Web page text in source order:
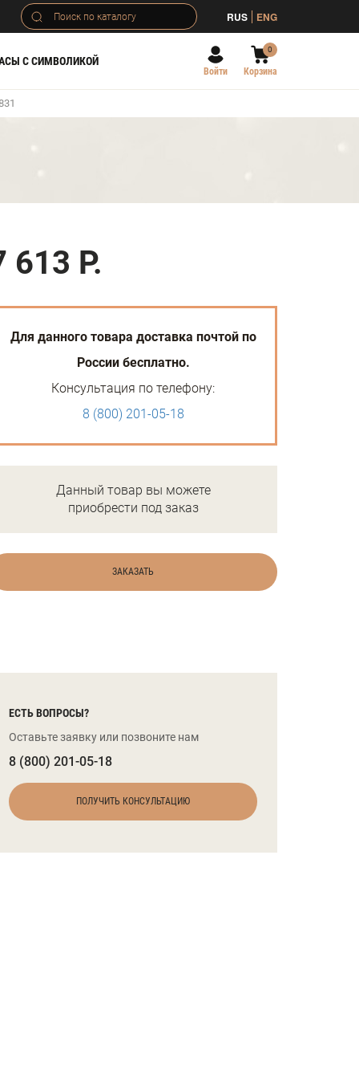
RUS ENG
С СИМВОЛИКОЙ
Войти
0
Корзина
613 Р.
Для данного товара доставка почтой по
России бесплатно.
Консультация по телефону:
8 (800) 201-05-18
Данный товар вы можете
приобрести под заказ
ЗАКАЗАТЬ
ЕСТЬ ВОПРОСЫ?
Оставьте заявку или позвоните нам
8 (800) 201-05-18
ПОЛУЧИТЬ КОНСУЛЬТАЦИЮ